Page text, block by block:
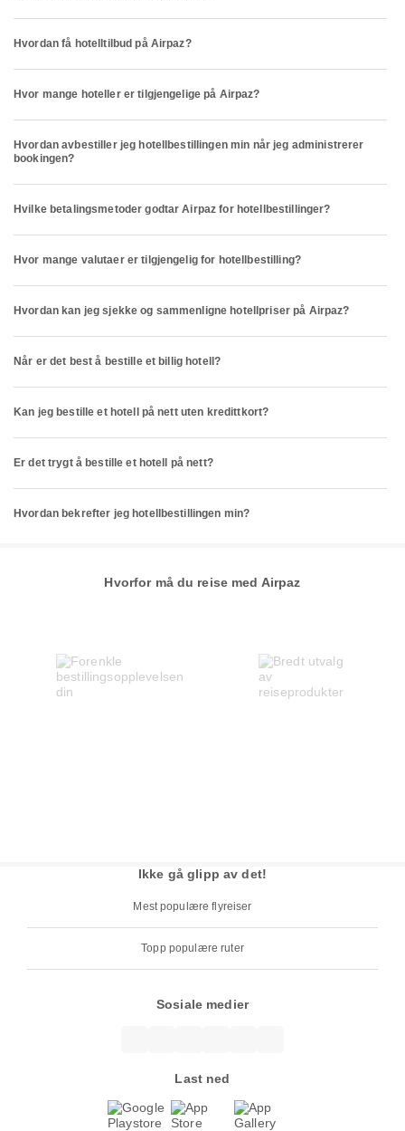
Hvordan få hotelltilbud på Airpaz?
Hvor mange hoteller er tilgjengelige på Airpaz?
Hvordan avbestiller jeg hotellbestillingen min når jeg administrerer
bookingen?
Hvilke betalingsmetoder godtar Airpaz for hotellbestillinger?
Hvor mange valutaer er tilgjengelig for hotellbestilling?
Hvordan kan jeg sjekke og sammenligne hotellpriser på Airpaz?
Når er det best å bestille et billig hotell?
Kan jeg bestille et hotell på nett uten kredittkort?
Er det trygt å bestille et hotell på nett?
Hvordan bekrefter jeg hotellbestillingen min?
Hvorfor må du reise med Airpaz
Ikke gå glipp av det!
Mest populære flyreiser
Topp populære ruter
Sosiale medier
Last ned